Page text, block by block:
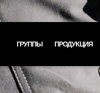
ГРУППЫ ПРОДУКЦИЯ